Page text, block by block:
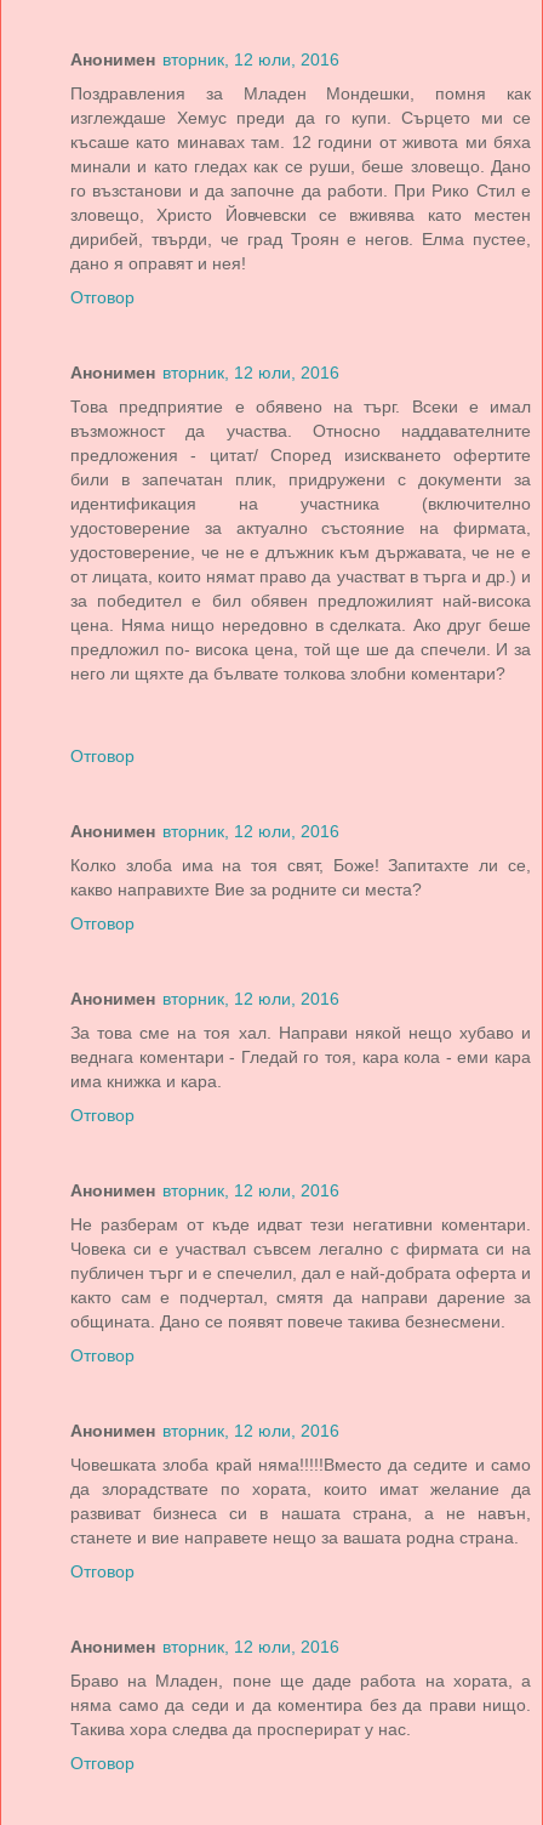
Анонимен вторник, 12 юли, 2016
Поздравления за Младен Мондешки, помня как
изглеждаше Хемус преди да го купи. Сърцето ми се
късаше като минавах там. 12 години от живота ми бяха
минали и като гледах как се руши, беше зловещо. Дано
го възстанови и да започне да работи. При Рико Стил е
зловещо, Христо Йовчевски се вживява като местен
дирибей, твърди, че град Троян е негов. Елма пустее,
дано я оправят и нея!
Отговор
Анонимен вторник, 12 юли, 2016
Това предприятие е обявено на търг. Всеки е имал
възможност да участва. Относно наддавателните
предложения - цитат/ Според изискването офертите
били в запечатан плик, придружени с документи за
идентификация на участника (включително
удостоверение за актуално състояние на фирмата,
удостоверение, че не е длъжник към държавата, че не е
от лицата, които нямат право да участват в търга и др.) и
за победител е бил обявен предложилият най-висока
цена. Няма нищо нередовно в сделката. Ако друг беше
предложил по- висока цена, той ще ше да спечели. И за
него ли щяхте да бълвате толкова злобни коментари?
Отговор
Анонимен вторник, 12 юли, 2016
Колко злоба има на тоя свят, Боже! Запитахте ли се,
какво направихте Вие за родните си места?
Отговор
Анонимен вторник, 12 юли, 2016
За това сме на тоя хал. Направи някой нещо хубаво и
веднага коментари - Гледай го тоя, кара кола - еми кара
има книжка и кара.
Отговор
Анонимен вторник, 12 юли, 2016
Не разберам от къде идват тези негативни коментари.
Човека си е участвал съвсем легално с фирмата си на
публичен търг и е спечелил, дал е най-добрата оферта и
както сам е подчертал, смятя да направи дарение за
общината. Дано се появят повече такива безнесмени.
Отговор
Анонимен вторник, 12 юли, 2016
Човешката злоба край няма!!!!!Вместо да седите и само
да злорадствате по хората, които имат желание да
развиват бизнеса си в нашата страна, а не навън,
станете и вие направете нещо за вашата родна страна.
Отговор
Анонимен вторник, 12 юли, 2016
Браво на Младен, поне ще даде работа на хората, а
няма само да седи и да коментира без да прави нищо.
Такива хора следва да просперират у нас.
Отговор